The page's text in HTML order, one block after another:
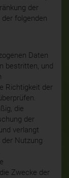
der
folgenden
Daten
bestritten, und
Richtigkeit der
die
der
verlangt
Nutzung
Zwecke der